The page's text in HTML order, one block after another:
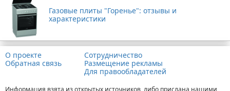
Газовые плиты "Горенье": отзывы и
характеристики
О проекте
Обратная связь
Сотрудничество
Размещение рекламы
Для правообладателей
Информация взята из открытых источников, либо прислана нашими